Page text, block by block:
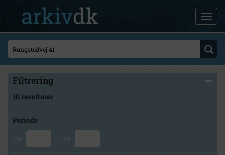
Filtrering
10 resultater
Periode
Fra Til